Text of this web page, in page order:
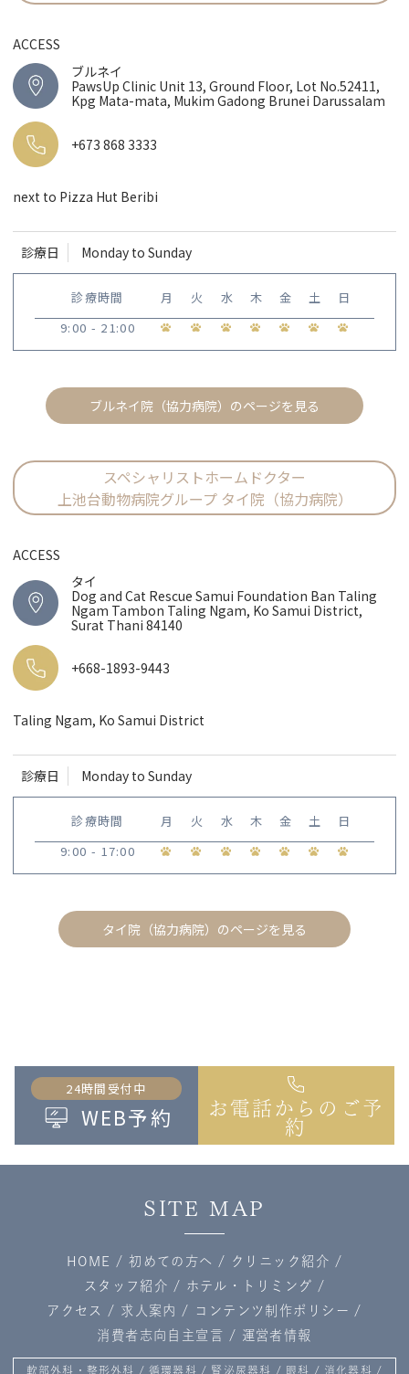
ACCESS
ブルネイ
PawsUp Clinic Unit 13, Ground Floor, Lot No.52411,
Kpg Mata-mata, Mukim Gadong Brunei Darussalam
+673 868 3333
next to Pizza Hut Beribi
診療日 Monday to Sunday
診療時間 月 火 水 木 金 土
日
9:00 - 21:00
ブルネイ院（協力病院）のページを見る
スペシャリストホームドクター
上池台動物病院グループ タイ院（協力病院）
ACCESS
タイ
Dog and Cat Rescue Samui Foundation Ban Taling
Ngam Tambon Taling Ngam, Ko Samui District,
Surat Thani 84140
+668-1893-9443
Taling Ngam, Ko Samui District
診療日 Monday to Sunday
診療時間 月 火 水 木 金 土
日
9:00 - 17:00
タイ院（協力病院）のページを見る
24時間受付中
WEB予約
お電話からのご予
約
SITE MAP
HOME /初めての方へ / クリニック紹介 /
スタッフ紹介 / ホテル・トリミング /
アクセス
/ 求人案内 / コンテンツ制作ポリシー /
消費者志向自主宣言 / 運営者情報
軟部外科・整形外科 /循環器科 / 腎泌尿器科 / 眼科 / 消化器科 /